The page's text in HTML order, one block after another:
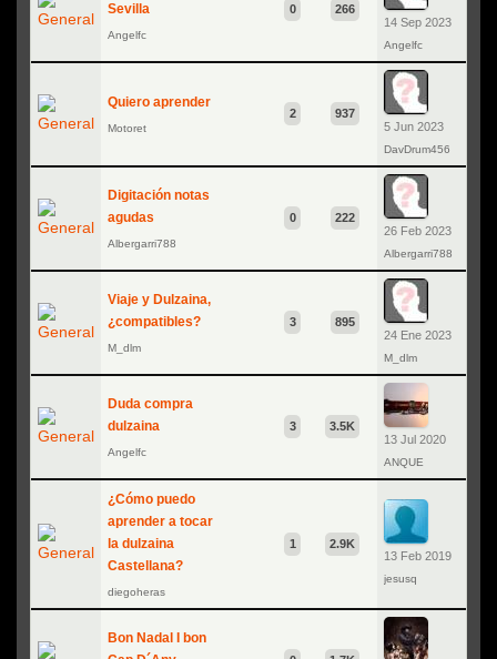
Sevilla
Angelfc
0
266
14 Sep 2023
Angelfc
Quiero aprender
Motoret
2
937
5 Jun 2023
DavDrum456
Digitación notas
agudas
Albergarri788
0
222
26 Feb 2023
Albergarri788
Viaje y Dulzaina,
¿compatibles?
M_dlm
3
895
24 Ene 2023
M_dlm
Duda compra
dulzaina
Angelfc
3
3.5K
13 Jul 2020
ANQUE
¿Cómo puedo
aprender a tocar
la dulzaina
Castellana?
diegoheras
1
2.9K
13 Feb 2019
jesusq
Bon Nadal I bon